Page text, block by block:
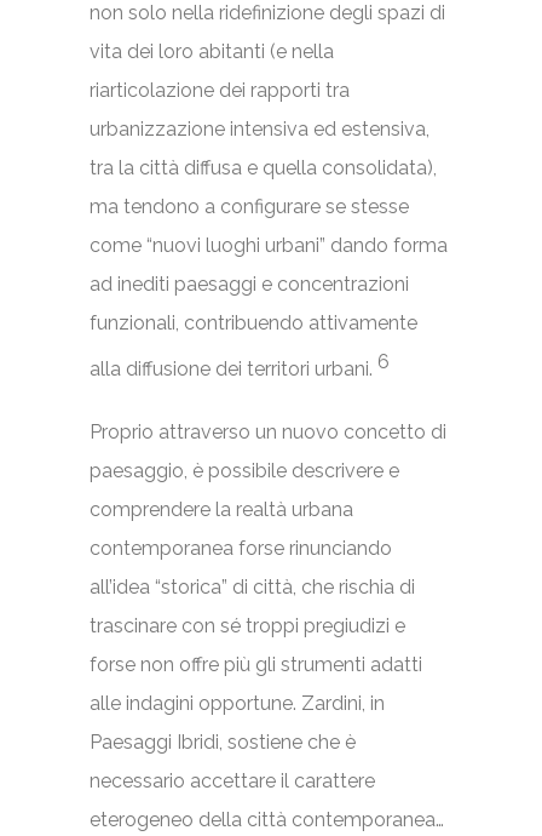
non solo nella ridefinizione degli spazi di
vita dei loro abitanti (e nella
riarticolazione dei rapporti tra
urbanizzazione intensiva ed estensiva,
tra la città diffusa e quella consolidata),
ma tendono a configurare se stesse
come “nuovi luoghi urbani” dando forma
ad inediti paesaggi e concentrazioni
funzionali, contribuendo attivamente
alla diffusione dei territori urbani. 6
Proprio attraverso un nuovo concetto di
paesaggio, è possibile descrivere e
comprendere la realtà urbana
contemporanea forse rinunciando
all’idea “storica” di città, che rischia di
trascinare con sé troppi pregiudizi e
forse non offre più gli strumenti adatti
alle indagini opportune. Zardini, in
Paesaggi Ibridi, sostiene che è
necessario accettare il carattere
eterogeneo della città contemporanea…